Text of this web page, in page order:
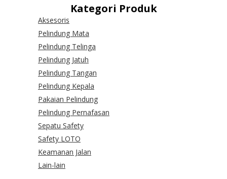
Kategori Produk
Aksesoris
Pelindung Mata
Pelindung Telinga
Pelindung Jatuh
Pelindung Tangan
Pelindung Kepala
Pakaian Pelindung
Pelindung Pernafasan
Sepatu Safety
Safety LOTO
Keamanan Jalan
Lain-lain